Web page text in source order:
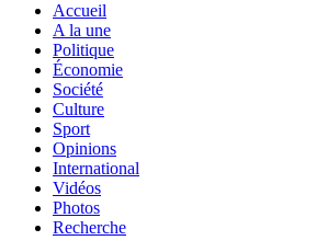
Accueil
A la une
Politique
Économie
Société
Culture
Sport
Opinions
International
Vidéos
Photos
Recherche